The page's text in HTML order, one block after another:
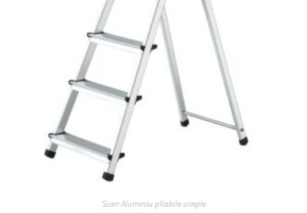
Scari Aluminiu pliabile simple